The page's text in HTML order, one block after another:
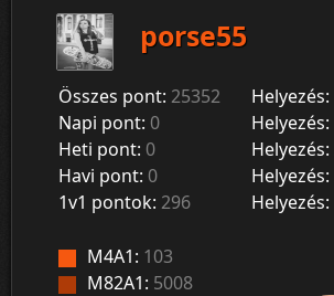
porse55
Összes pont: 25352 Helyezés:
Napi pont: 0 Helyezés:
Heti pont: 0 Helyezés:
Havi pont: 0 Helyezés:
1v1 pontok: 296 Helyezés:
M4A1: 103
M82A1: 5008